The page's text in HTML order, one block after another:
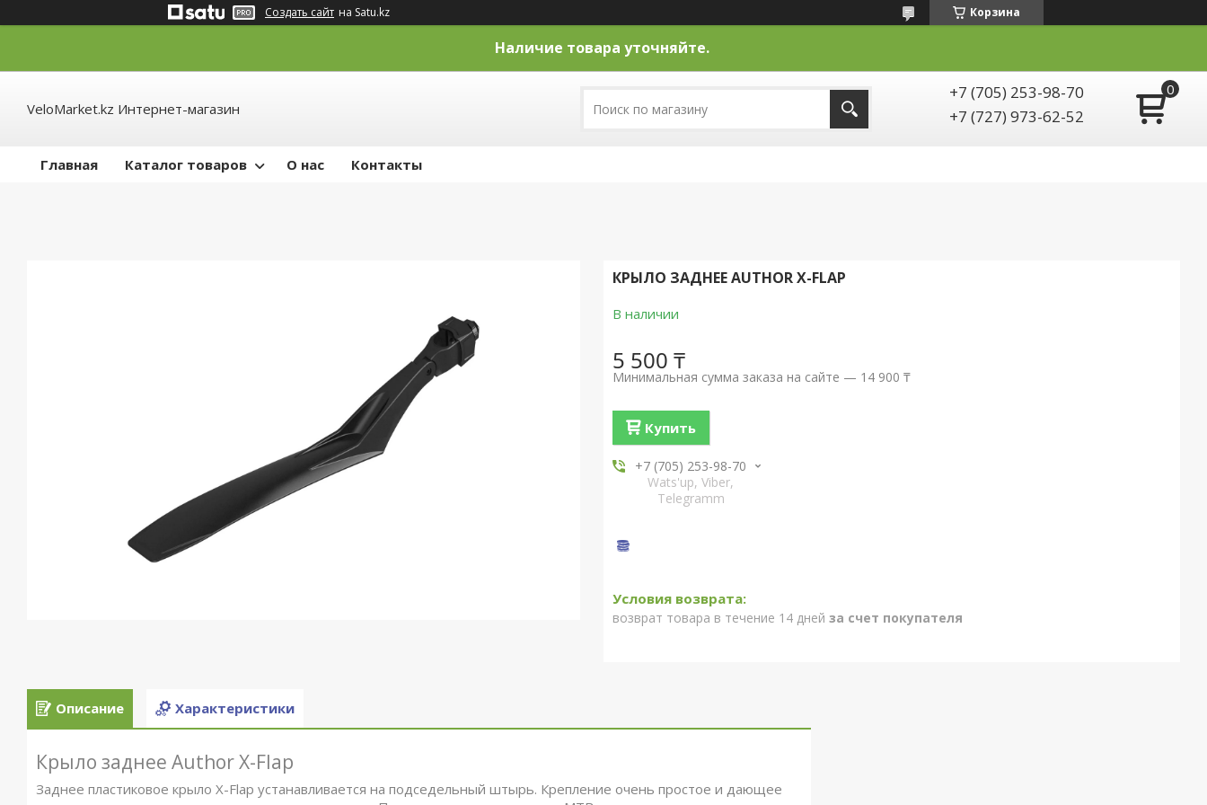
Создать сайт на Satu.kz Корзина
Наличие товара уточняйте.
VeloMarket.kz Интернет-магазин
+7 (705) 253-98-70
+7 (727) 973-62-52
Главная Каталог товаров О нас Контакты
КРЫЛО ЗАДНЕЕ AUTHOR X-FLAP
В наличии
5 500 ₸
Минимальная сумма заказа на сайте — 14 900 ₸
Купить
+7 (705) 253-98-70
Wats'up, Viber,
Telegramm
возврат товара в течение 14 дней за счет покупателя
Описание Характеристики
Крыло заднее Author X-Flap
Заднее пластиковое крыло X-Flap устанавливается на подседельный штырь. Крепление очень простое и дающее